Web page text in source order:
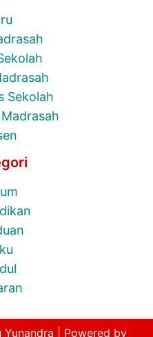
Sekolah
| Powered by